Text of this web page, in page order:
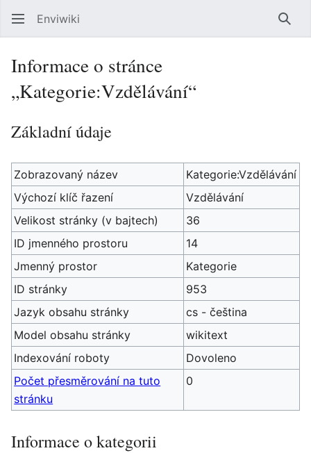
Enviwiki
Informace o stránce
„Kategorie:Vzdělávání“
Základní údaje
Zobrazovaný název
Kategorie:Vzdělávání
Výchozí klíč řazení
Vzdělávání
Velikost stránky (v bajtech)
36
ID jmenného prostoru
14
Jmenný prostor
Kategorie
ID stránky
953
Jazyk obsahu stránky
cs - čeština
Model obsahu stránky
wikitext
Indexování roboty
Dovoleno
Počet přesměrování na tuto
stránku
0
Informace o kategorii